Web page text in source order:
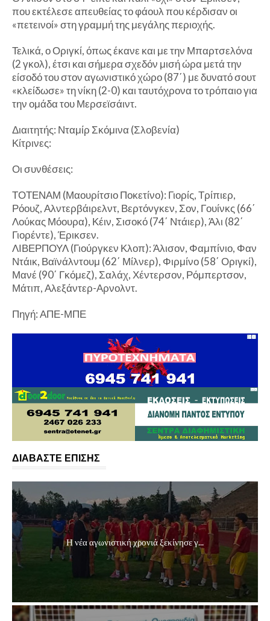
που εκτέλεσε απευθείας το φάουλ που κέρδισαν οι
«πετεινοί» στη γραμμή της μεγάλης περιοχής.
Τελικά, ο Οριγκί, όπως έκανε και με την Μπαρτσελόνα
(2 γκολ), έτσι και σήμερα σχεδόν μισή ώρα μετά την
είσοδό του στον αγωνιστικό χώρο (87΄) με δυνατό σουτ
«κλείδωσε» τη νίκη (2-0) και ταυτόχρονα το τρόπαιο για
την ομάδα του Μερσεϊσάιντ.
Διαιτητής: Νταμίρ Σκόμινα (Σλοβενία)
Κίτρινες:
Οι συνθέσεις:
ΤΟΤΕΝΑΜ (Μαουρίτσιο Ποκετίνο): Γιορίς, Τρίπιερ,
Ρόουζ, Αλντερβάιρελντ, Βερτόνγκεν, Σον, Γουίνκς (66΄
Λούκας Μόουρα), Κέιν, Σισοκό (74΄ Ντάιερ), Άλι (82΄
Γιορέντε), Έρικσεν.
ΛΙΒΕΡΠΟΥΛ (Γιούργκεν Κλοπ): Άλισον, Φαμπίνιο, Φαν
Ντάικ, Βαϊνάλντουμ (62΄ Μίλνερ), Φιρμίνο (58΄ Οριγκί),
Μανέ (90΄ Γκόμεζ), Σαλάχ, Χέντερσον, Ρόμπερτσον,
Μάτιπ, Αλεξάντερ-Αρνολντ.
Πηγή: ΑΠΕ-ΜΠΕ
ΔΙΑΒΑΣΤΕ ΕΠΙΣΗΣ
Η νέα αγωνιστική χρονιά ξεκίνησε γ...